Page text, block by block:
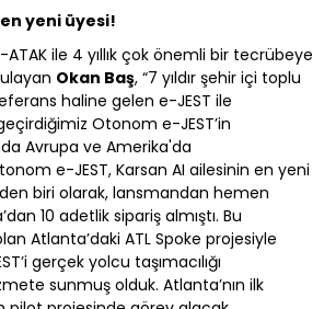
yeni üyesi!
ATAK ile 4 yıllık çok önemli bir tecrübeye
Okan Baş, “7 yıldır şehir içi toplu
haline gelen e-JEST ile
Otonom e-JEST’in
Avrupa ve Amerika'da
e-JEST, Karsan AI ailesinin en yeni
biri olarak, lansmandan hemen
10 adetlik sipariş almıştı. Bu
Atlanta’daki ATL Spoke projesiyle
gerçek yolcu taşımacılığı
sunmuş olduk. Atlanta’nın ilk